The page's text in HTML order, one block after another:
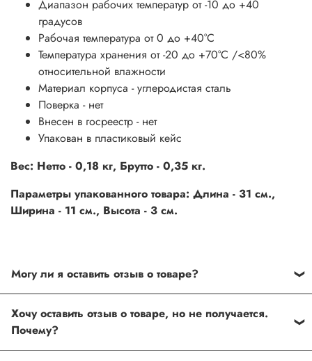
Диапазон рабочих температур от -10 до +40
градусов
Рабочая температура от 0 до +40°С
Температура хранения от -20 до +70°С /<80%
относительной влажности
Материал корпуса - углеродистая сталь
Поверка - нет
Внесен в госреестр - нет
Упакован в пластиковый кейс
Вес: Нетто - 0,18 кг, Брутто - 0,35 кг.
Параметры упакованного товара: Длина - 31 см.,
Ширина - 11 см., Высота - 3 см.
специальное поле, где Вы можете оставить свой отзыв.
Также Вы можете присвоить товару от одной до пяти
звёзд. Все отзывы о товарах проходят модерацию.
Хочу оставить отзыв о товаре, но не получается.